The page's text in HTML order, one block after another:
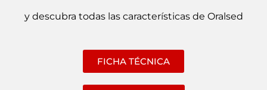
y descubra todas las características de Oralsed
FICHA TÉCNICA